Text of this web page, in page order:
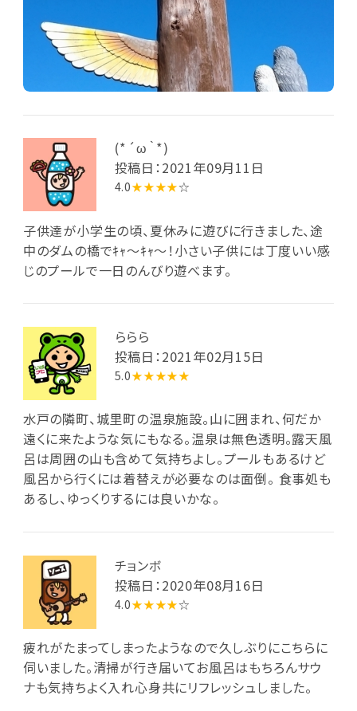
(⁠*⁠´⁠ω⁠｀⁠*⁠)
投稿日：2021年09月11日
4.0★★★★☆
子供達が小学生の頃、夏休みに遊びに行きました、途
中のダムの橋でｷｬ～ｷｬ〜！小さい子供には丁度いい感
じのプールで一日のんびり遊べます。
ららら
投稿日：2021年02月15日
5.0★★★★★
水戸の隣町、城里町の温泉施設。山に囲まれ、何だか
遠くに来たような気にもなる。温泉は無色透明。露天風
呂は周囲の山も含めて気持ちよし。プールもあるけど
風呂から行くには着替えが必要なのは面倒。 食事処も
あるし、ゆっくりするには良いかな。
チョンボ
投稿日：2020年08月16日
4.0★★★★☆
疲れがたまってしまったようなので久しぶりにこちらに
伺いました。清掃が行き届いてお風呂はもちろんサウ
ナも気持ちよく入れ心身共にリフレッシュしました。